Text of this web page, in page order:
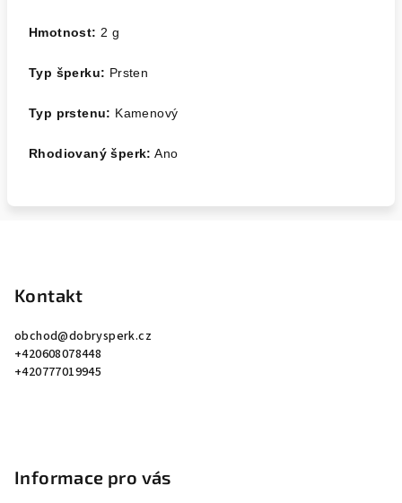
Hmotnost: 2 g
Typ šperku: Prsten
Typ prstenu: Kamenový
Rhodiovaný šperk: Ano
Kontakt
obchod@dobrysperk.cz
+420608078448
+420777019945
Informace pro vás